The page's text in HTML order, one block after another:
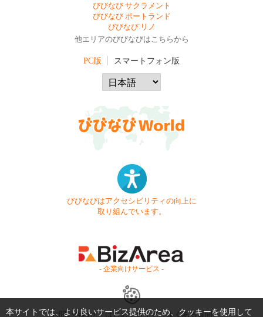
びびなび サクラメント
びびなび ポートランド
びびなび リノ
他エリアのびびなびはこちらから
PC版 スマートフォン版
びびなびはアクセシビリティの向上に
取り組んでいます。
- 企業向けサービス -
お問い合わせ はじめてガイド よくある質問
本サイトでは、より良いサービス提供のため、クッキーを使用して